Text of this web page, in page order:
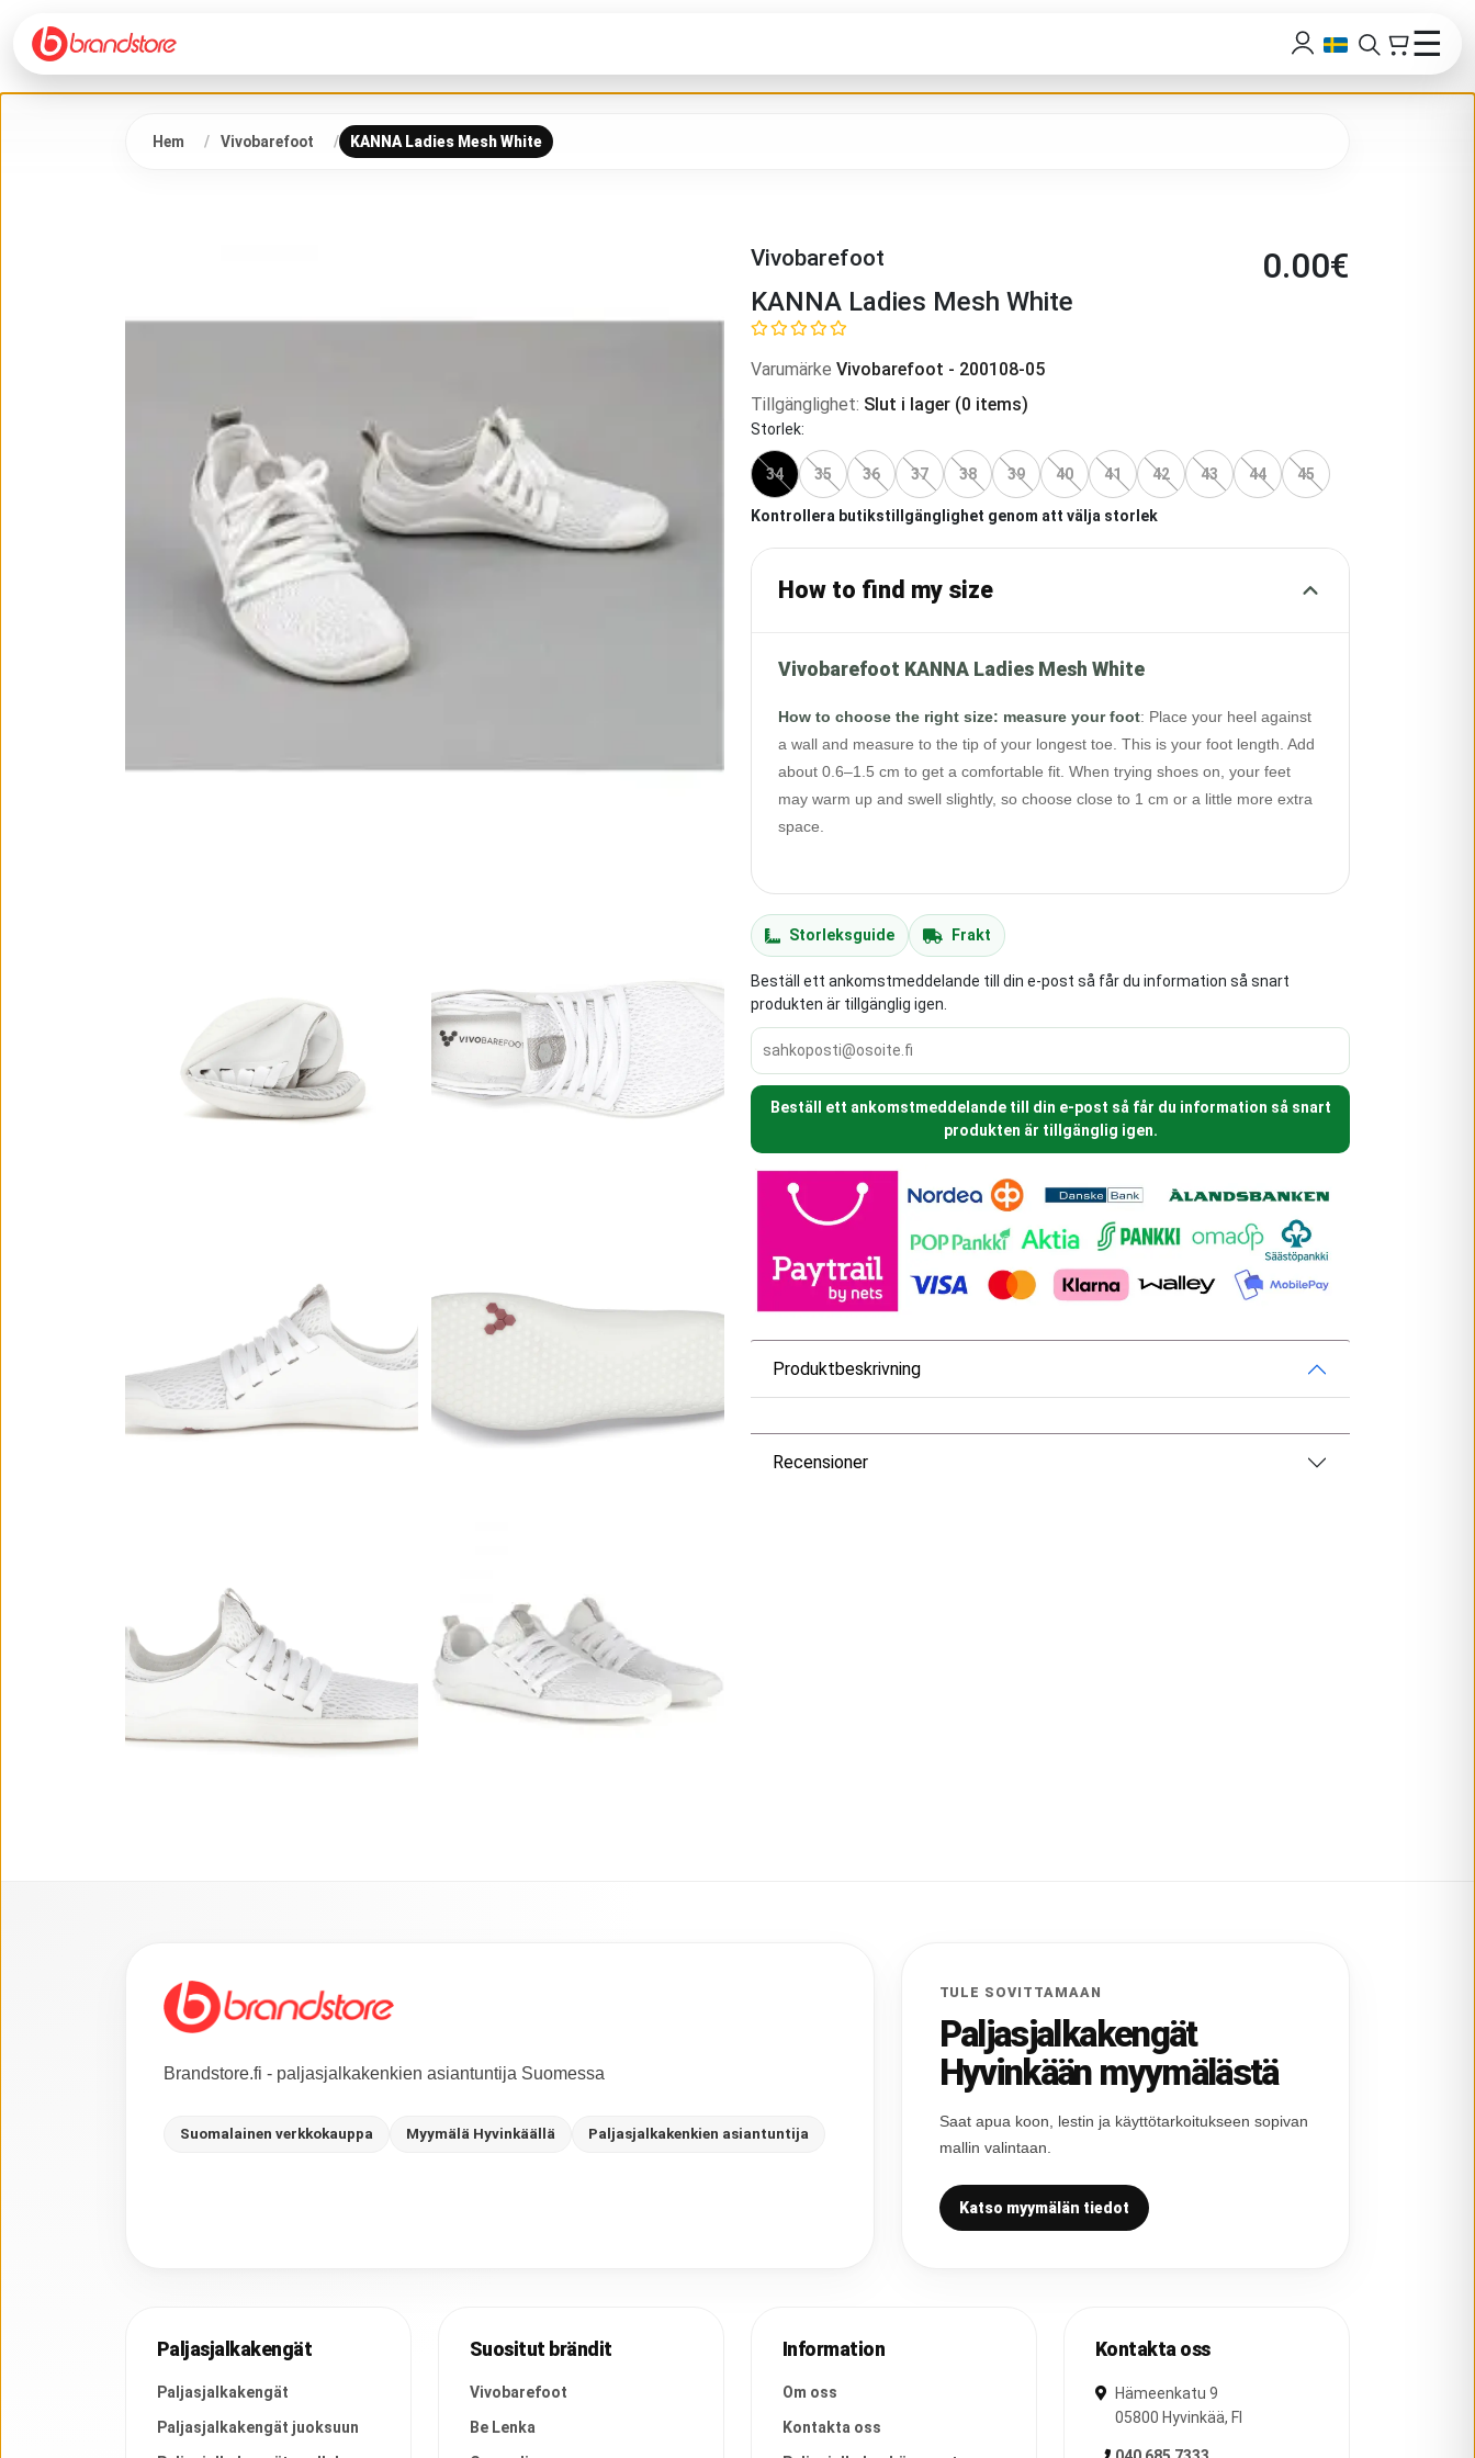
☰
Hem Vivobarefoot KANNA Ladies Mesh White
Vivobarefoot 0.00€
KANNA Ladies Mesh White
Varumärke Vivobarefoot - 200108-05
Tillgänglighet: Slut i lager (0 items)
Storlek:
34 35 36 37 38 39 40 41 42 43 44 45
Kontrollera butikstillgänglighet genom att välja storlek
How to find my size
Vivobarefoot KANNA Ladies Mesh White
How to choose the right size: measure your foot: Place your heel against
a wall and measure to the tip of your longest toe. This is your foot length. Add
about 0.6–1.5 cm to get a comfortable fit. When trying shoes on, your feet
may warm up and swell slightly, so choose close to 1 cm or a little more extra
space.
Storleksguide Frakt
Beställ ett ankomstmeddelande till din e-post så får du information så snart
produkten är tillgänglig igen.
Beställ ett ankomstmeddelande till din e-post så får du information så snart
produkten är tillgänglig igen.
Produktbeskrivning
Recensioner
Brandstore.fi - paljasjalkakenkien asiantuntija Suomessa
Suomalainen verkkokauppa Myymälä Hyvinkäällä Paljasjalkakenkien asiantuntija
TULE SOVITTAMAAN
Paljasjalkakengät
Hyvinkään myymälästä
Saat apua koon, lestin ja käyttötarkoitukseen sopivan
mallin valintaan.
Katso myymälän tiedot
Paljasjalkakengät
Paljasjalkakengät
Paljasjalkakengät juoksuun
Suositut brändit
Vivobarefoot
Be Lenka
Information
Om oss
Kontakta oss
Kontakta oss
Hämeenkatu 9
05800 Hyvinkää, FI